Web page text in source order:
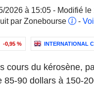
2026 à 15:05 - Modifié
par Zonebourse
-
-0,95 % INTERNATIONAL
cours du kérosène,
85-90 dollars à 150-